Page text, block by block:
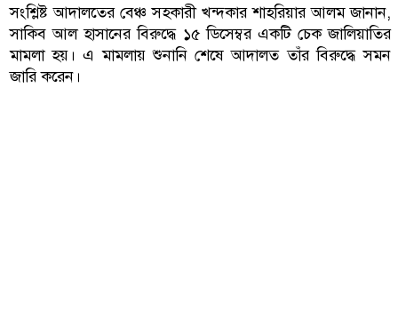
সংশ্লিষ্ট আদালতের বেঞ্চ সহকারী খন্দকার শাহরিয়ার আলম জানান,
সাকিব আল হাসানের বিরুদ্ধে ১৫ ডিসেম্বর একটি চেক জালিয়াতির
মামলা হয়। এ মামলায় শুনানি শেষে আদালত তাঁর বিরুদ্ধে সমন
জারি করেন।